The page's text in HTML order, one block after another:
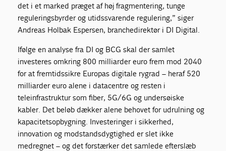
det i et marked præget af høj fragmentering, tunge
reguleringsbyrder og utidssvarende regulering,” siger
Andreas Holbak Espersen, branchedirektør i DI Digital
Ifølge en analyse fra DI og BCG skal der samlet
investeres omkring 800 milliarder euro frem mod 2040
for at fremtidssikre Europas digitale rygrad – heraf 520
milliarder euro alene i datacentre og resten i
teleinfrastruktur som fiber, 5G/6G og undersøiske
kabler. Det beløb dækker alene behovet for udrulning og
kapacitetsopbygning. Investeringer i sikkerhed,
innovation og modstandsdygtighed er slet ikke
medregnet – og det forstærker det samlede efterslæb